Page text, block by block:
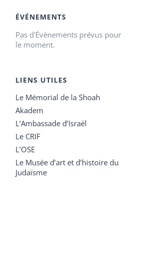
ÉVÉNEMENTS
Pas d'Évènements prévus pour
le moment.
LIENS UTILES
Le Mémorial de la Shoah
Akadem
L’Ambassade d’Israël
Le CRIF
L’OSE
Le Musée d’art et d’histoire du
Judaïsme